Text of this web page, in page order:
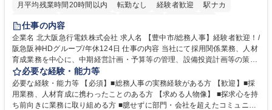
月平均残業時間20時間以内
転勤なし 経験者歓迎
駅ナカ
退職金あり
土日祝休み
服装自由 昼食補助あり 食事補助あり
仕事の内容
企業名 北大阪急行電鉄株式会社 求人名 【豊中市/総務人事】経験者歓迎！/
阪急阪神HDグループ/年休124日 仕事の内容 当社にて採用関係業務、人材
育成業務を中心に、中期経営計画・予算等の管理、設備投資計画等の策
定、さらに社内の重要会議の運営等、経営の根幹となる幅広い総務人事業
務全般を担当していただきます。 【主な業務内容】 ■採用関係業務および
人材育成(社員研修)業務の推進 ■中期経営計画および予算等の管理 ■設備
投資計画等の策定 ■社内の重要会議の運営 ■その他総務人事業務全般 【入
必要な経験・能力等
必要な経験・能力等 【必須】■総務人事の実務経験がある方 【歓迎】■採
用業務、人材育成に携わったことのある方 【求める人物像】 ■探求心を持
ち前向きに業務に取り組める方 ■臆せずに部門・会社を超えたコミュニケ